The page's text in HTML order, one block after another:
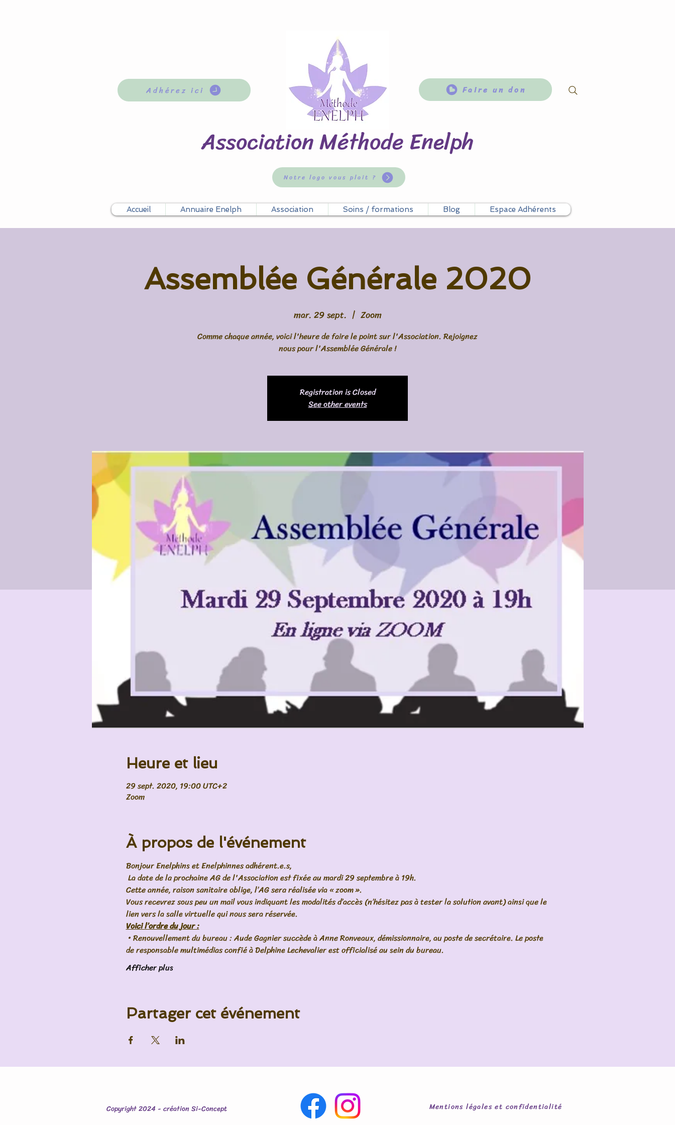
Adhérez ici Faire un don
Association Méthode Enelph
Notre logo vous plait ?
Accueil Annuaire Enelph Association Soins / formations Blog Espace Adhérents
Assemblée Générale 2020
mar. 29 sept.
  |
Zoom
Comme chaque année, voici l'heure de faire le point sur l'Association. Rejoignez
nous pour l'Assemblée Générale !
Registration is Closed
See other events
Heure et lieu
29 sept. 2020, 19:00 UTC+2
Zoom
À propos de l'événement
Bonjour Enelphins et Enelphinnes adhérent.e.s,
La date de la prochaine AG de l'Association est fixée au mardi 29 septembre à 19h.
Cette année, raison sanitaire oblige, l’AG sera réalisée via « zoom ».
Vous recevrez sous peu un mail vous indiquant les modalités d’accès (n’hésitez pas à tester la solution avant) ainsi que le
lien vers la salle virtuelle qui nous sera réservée.
Voici l’ordre du jour :
• Renouvellement du bureau : Aude Gagnier succède à Anne Ronveaux, démissionnaire, au poste de secrétaire. Le poste
de responsable multimédias confié à Delphine Lechevalier est officialisé au sein du bureau.
Afficher plus
Partager cet événement
Copyright 2024 - création Si-Concept Mentions légales et confidentialité